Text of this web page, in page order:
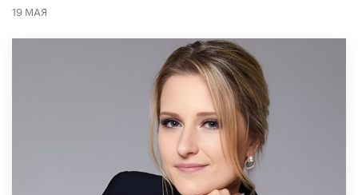
19 МАЯ